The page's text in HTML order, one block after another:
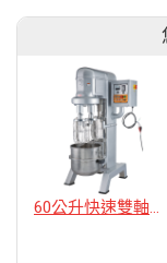
60公升快速雙軸式攪拌機